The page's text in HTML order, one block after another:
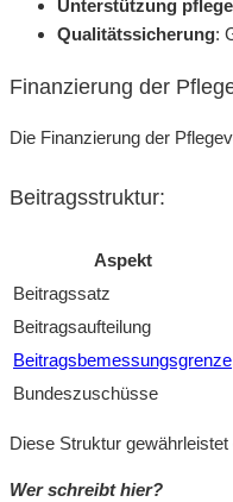
Unterstützung
Qualitätssicherung:
Finanzierung der
Die Finanzierung der
Beitragsstruktur:
Aspekt
Beitragssatz
Beitragsaufteilung
Beitragsbemessungsgrenze
Bundeszuschüsse
Diese Struktur
Wer schreibt hier?